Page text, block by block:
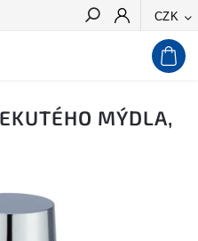
CZK
Hledat
MÝDLA,